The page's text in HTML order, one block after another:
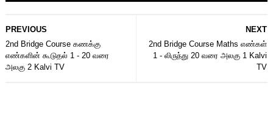
NEXT
2nd Bridge Course Maths எண்கள்
1 - லிருந்து 20 வரை அலகு 1 Kalvi
TV
PREVIOUS
2nd Bridge Course கணக்கு
எண்களின் கூடுதல் 1 - 20 வரை
அலகு 2 Kalvi TV